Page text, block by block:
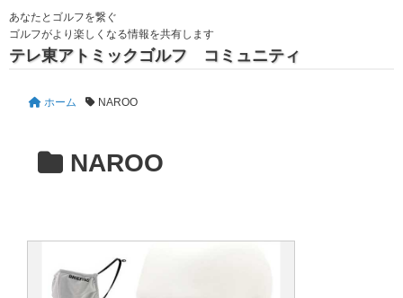
あなたとゴルフを繋ぐ
ゴルフがより楽しくなる情報を共有します
テレ東アトミックゴルフ コミュニティ
ホーム NAROO
NAROO